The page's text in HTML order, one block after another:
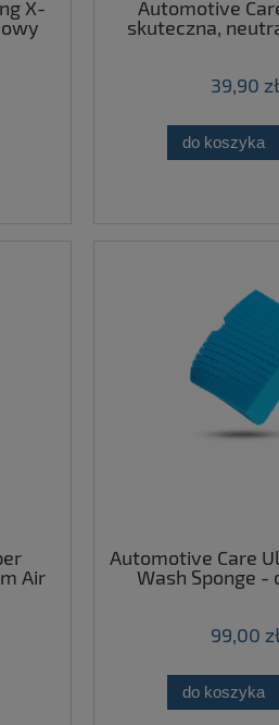
X-
Automotive
skuteczna,
39,90 zł
do koszyka
Air
-
Automotive Care
Wash Sponge -
gąbka do mycia
99,00 zł
do koszyka